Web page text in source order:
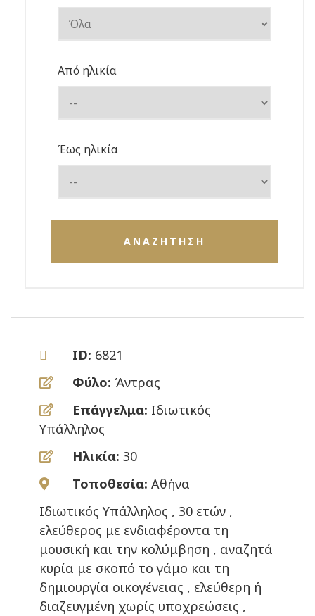
Από ηλικία
Έως ηλικία
ΑΝΑΖΗΤΗΣΗ
ID: 6821
Φύλο: Άντρας
Επάγγελμα: Ιδιωτικός
Υπάλληλος
Ηλικία: 30
Τοποθεσία: Αθήνα
Ιδιωτικός Υπάλληλος , 30 ετών ,
ελεύθερος με ενδιαφέροντα τη
μουσική και την κολύμβηση , αναζητά
κυρία με σκοπό το γάμο και τη
δημιουργία οικογένειας , ελεύθερη ή
διαζευγμένη χωρίς υποχρεώσεις ,